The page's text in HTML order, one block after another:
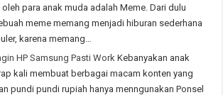
para anak muda adalah Meme. Dari dulu
meme memang menjadi hiburan sederhana
karena memang…
HP Samsung Pasti Work Kebanyakan anak
kali membuat berbagai macam konten yang
pundi pundi rupiah hanya menngunakan Ponsel